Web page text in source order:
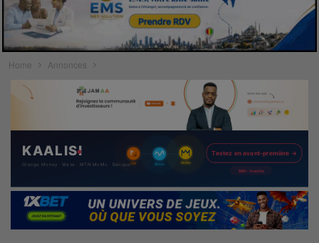
Home Annonces